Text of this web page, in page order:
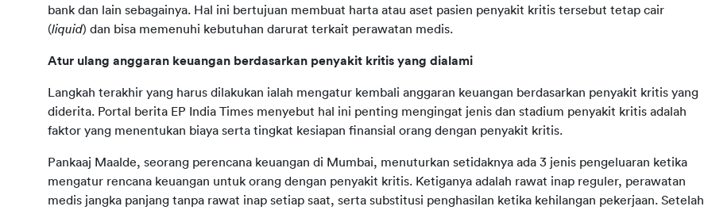
bank dan lain sebagainya. Hal ini bertujuan membuat harta atau aset pasien penyakit kritis tersebut tetap cair
(liquid) dan bisa memenuhi kebutuhan darurat terkait perawatan medis.
Atur ulang anggaran keuangan berdasarkan penyakit kritis yang dialami
Langkah terakhir yang harus dilakukan ialah mengatur kembali anggaran keuangan berdasarkan penyakit kritis yang
diderita. Portal berita EP India Times menyebut hal ini penting mengingat jenis dan stadium penyakit kritis adalah
faktor yang menentukan biaya serta tingkat kesiapan finansial orang dengan penyakit kritis.
Pankaaj Maalde, seorang perencana keuangan di Mumbai, menuturkan setidaknya ada 3 jenis pengeluaran ketika
mengatur rencana keuangan untuk orang dengan penyakit kritis. Ketiganya adalah rawat inap reguler, perawatan
medis jangka panjang tanpa rawat inap setiap saat, serta substitusi penghasilan ketika kehilangan pekerjaan. Setelah